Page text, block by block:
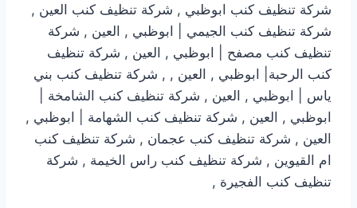
شركة تنظيف كنب ابوظبي , شركة تنظيف كنب العين ,
شركة تنظيف كنب الجيمي | ابوظبي , العين , شركة
تنظيف كنب مصفح | ابوظبي , العين , شركة تنظيف
كنب الرحبة| ابوظبي , العين , , شركة تنظيف كنب بني
ياس | ابوظبي , العين , شركة تنظيف كنب الشامخة |
ابوظبي , العين , شركة تنظيف كنب الشهامة | ابوظبي ,
العين , شركة تنظيف كنب عجمان , شركة تنظيف كنب
ام القيوين , شركة تنظيف كنب راس الخيمة , شركة
تنظيف كنب الفجيرة ,